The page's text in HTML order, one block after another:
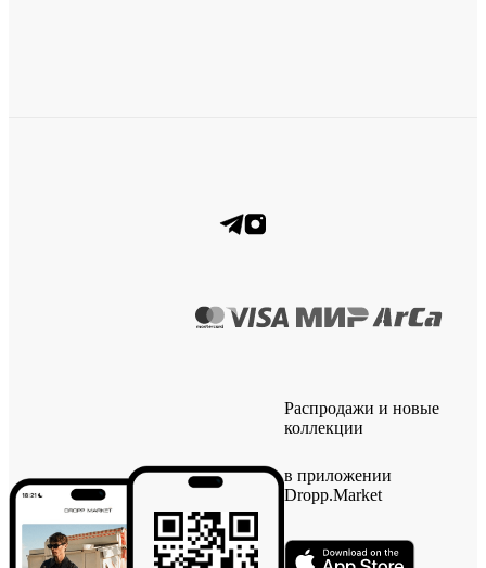
Распродажи и новые
коллекции
в приложении
Dropp.Market